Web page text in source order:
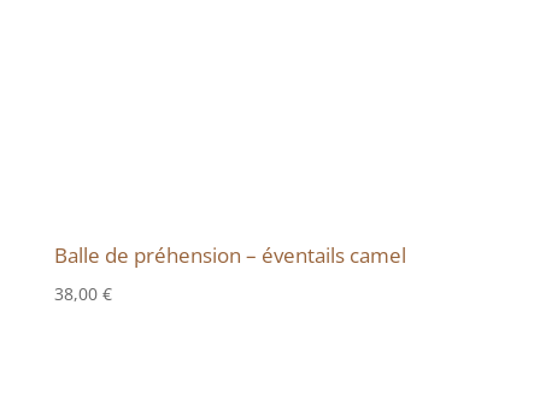
Balle de préhension – éventails camel
38,00 €